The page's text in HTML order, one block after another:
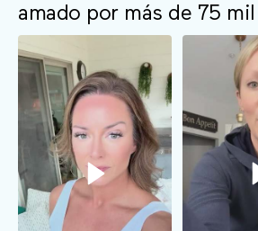
amado por más de 75 mil
4,7
estrellas
clic
ir
reseñas